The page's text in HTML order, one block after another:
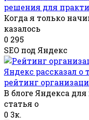
решения для
Когда я только
казалось
0 295
SEO под Яндекс
Яндекс рассказал
рейтинг
В блоге Яндекса
статья о
0 3к.